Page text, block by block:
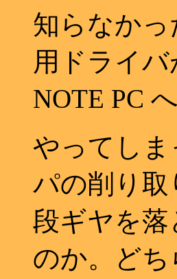
知らなかっ
用ドライバ
NOTE PC
やってしま
パの削り
段ギヤを
のか。ど